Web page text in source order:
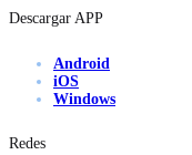
Descargar APP
Android
iOS
Windows
Redes